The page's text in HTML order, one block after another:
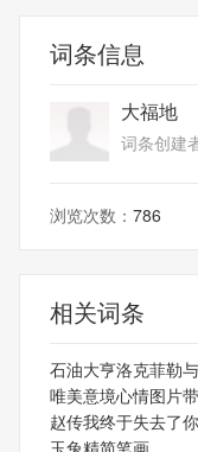
词条信息
大福地
词条创建
浏览次数： 786
相关词条
石油大亨洛克菲勒
唯美意境心情图片
赵传我终于失去了
玉兔精简笔画